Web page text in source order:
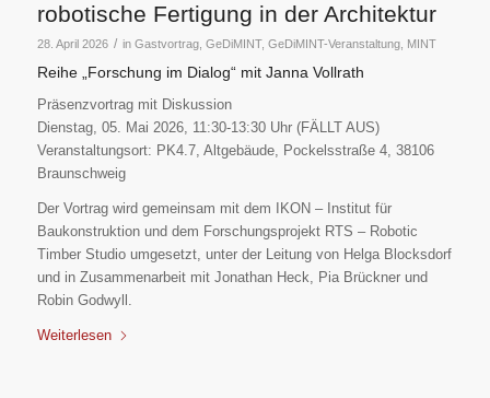
robotische Fertigung in der Architektur
28. April 2026 / in Gastvortrag, GeDiMINT, GeDiMINT-Veranstaltung, MINT
Reihe „Forschung im Dialog“ mit Janna Vollrath
Präsenzvortrag mit Diskussion
Dienstag, 05. Mai 2026, 11:30-13:30 Uhr (FÄLLT AUS)
Veranstaltungsort: PK4.7, Altgebäude, Pockelsstraße 4, 38106
Braunschweig
Der Vortrag wird gemeinsam mit dem IKON – Institut für
Baukonstruktion und dem Forschungsprojekt RTS – Robotic
Timber Studio umgesetzt, unter der Leitung von Helga Blocksdorf
und in Zusammenarbeit mit Jonathan Heck, Pia Brückner und
Robin Godwyll.
Weiterlesen